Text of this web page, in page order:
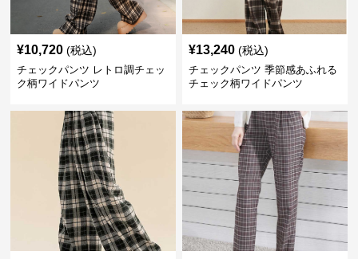
¥10,720 (税込)
チェックパンツ レトロ調チェッ
ク柄ワイドパンツ
¥13,240 (税込)
チェックパンツ 季節感あふれる
チェック柄ワイドパンツ